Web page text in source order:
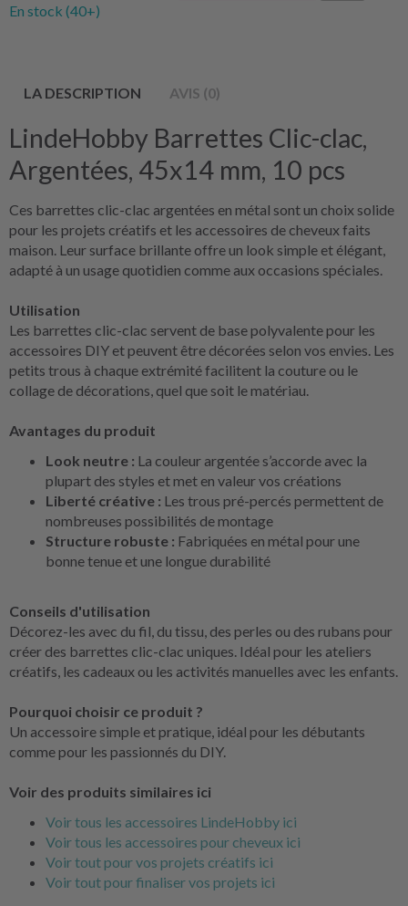
En stock (40+)
LA DESCRIPTION AVIS (0)
LindeHobby Barrettes Clic-clac,
Argentées, 45x14 mm, 10 pcs
Ces barrettes clic-clac argentées en métal sont un choix solide
pour les projets créatifs et les accessoires de cheveux faits
maison. Leur surface brillante offre un look simple et élégant,
adapté à un usage quotidien comme aux occasions spéciales.
Utilisation
Les barrettes clic-clac servent de base polyvalente pour les
accessoires DIY et peuvent être décorées selon vos envies. Les
petits trous à chaque extrémité facilitent la couture ou le
collage de décorations, quel que soit le matériau.
Avantages du produit
Look neutre : La couleur argentée s’accorde avec la
plupart des styles et met en valeur vos créations
Liberté créative : Les trous pré-percés permettent de
nombreuses possibilités de montage
Structure robuste : Fabriquées en métal pour une
bonne tenue et une longue durabilité
Conseils d'utilisation
Décorez-les avec du fil, du tissu, des perles ou des rubans pour
créer des barrettes clic-clac uniques. Idéal pour les ateliers
créatifs, les cadeaux ou les activités manuelles avec les enfants.
Pourquoi choisir ce produit ?
Un accessoire simple et pratique, idéal pour les débutants
comme pour les passionnés du DIY.
Voir des produits similaires ici
Voir tous les accessoires LindeHobby ici
Voir tous les accessoires pour cheveux ici
Voir tout pour vos projets créatifs ici
Voir tout pour finaliser vos projets ici